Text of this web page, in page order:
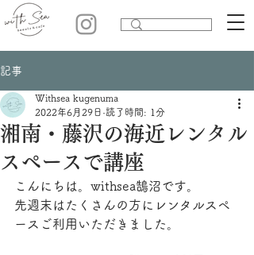
記事
湘南・藤沢の海近レンタル
スペースで講座
Withsea kugenuma
2022年6月29日 読了時間: 1分
こんにちは。withsea鵠沼です。
先週末はたくさんの方にレンタルスペ
ースご利用いただきました。